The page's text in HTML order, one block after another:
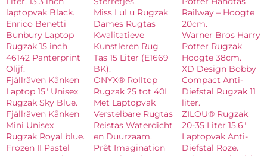
laptopvak Black.
Enrico Benetti
Bunbury Laptop
Rugzak 15 inch
46142 Panterprint
Olijf.
Fjällräven Kånken
Laptop 15″ Unisex
Rugzak Sky Blue.
Fjällräven Kånken
Mini Unisex
Rugzak Royal blue.
Frozen II Pastel
Miss LuLu Rugzak
Dames Rugtas
Kwalitatieve
Kunstleren Rug
Tas 15 Liter (E1669
BK).
ONYX® Rolltop
Rugzak 25 tot 40L
Met Laptopvak
Verstelbare Rugtas
Reistas Waterdicht
en Duurzaam.
Prêt Imagination
Railway – Hoogte
20cm.
Warner Bros Harry
Potter Rugzak
Hoogte 38cm.
XD Design Bobby
Compact Anti-
Diefstal Rugzak 11
liter.
ZILOU® Rugzak
20-35 Liter 15,6″
Laptopvak Anti-
Diefstal Roze.